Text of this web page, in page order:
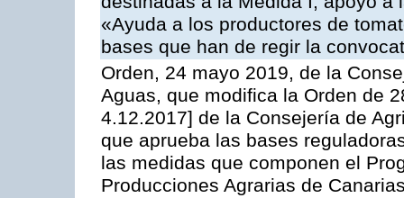
«Ayuda a los productores de
bases que han de regir la
Orden, 24 mayo 2019, de la
Aguas, que modifica la Orden de
4.12.2017] de la Consejería de
que aprueba las bases
las medidas que componen el
Producciones Agrarias de